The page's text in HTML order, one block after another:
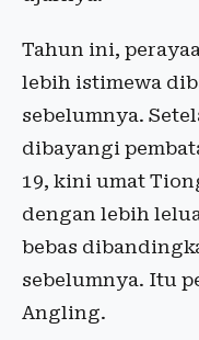
Tahun ini,
lebih istimewa
sebelumnya.
dibayangi
19, kini umat
dengan lebih
bebas
sebelumnya. Itu
Angling.